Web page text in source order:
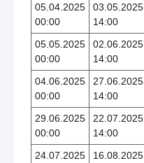
05.04.2025
00:00
03.05.2025
14:00
05.05.2025
00:00
02.06.2025
14:00
04.06.2025
00:00
27.06.2025
14:00
29.06.2025
00:00
22.07.2025
14:00
24.07.2025
16.08.2025